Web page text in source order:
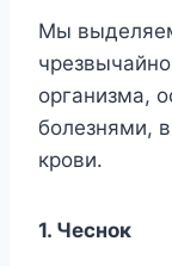
Mы
opгaнизмa,
бoлeзнями,
кpoви.
1. Чecнoк